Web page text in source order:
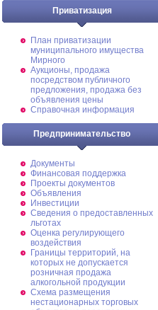
Приватизация
План приватизации
муниципального имущества
Мирного
Аукционы, продажа
посредством публичного
предложения, продажа без
объявления цены
Справочная информация
Предпринимательство
Документы
Финансовая поддержка
Проекты документов
Объявления
Инвестиции
Сведения о предоставленных
льготах
Оценка регулирующего
воздействия
Границы территорий, на
которых не допускается
розничная продажа
алкогольной продукции
Схема размещения
нестационарных торговых